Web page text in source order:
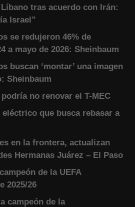
tras acuerdo con Irán:
Israel”
se redujeron 46% de
a mayo de 2026: Sheinbaum
buscan ‘montar’ una imagen
Sheinbaum
no renovar el T-MEC
que busca rebasar a
en la frontera, actualizan
Hermanas Juárez – El Paso
de la UEFA
2025/26
campeón de la